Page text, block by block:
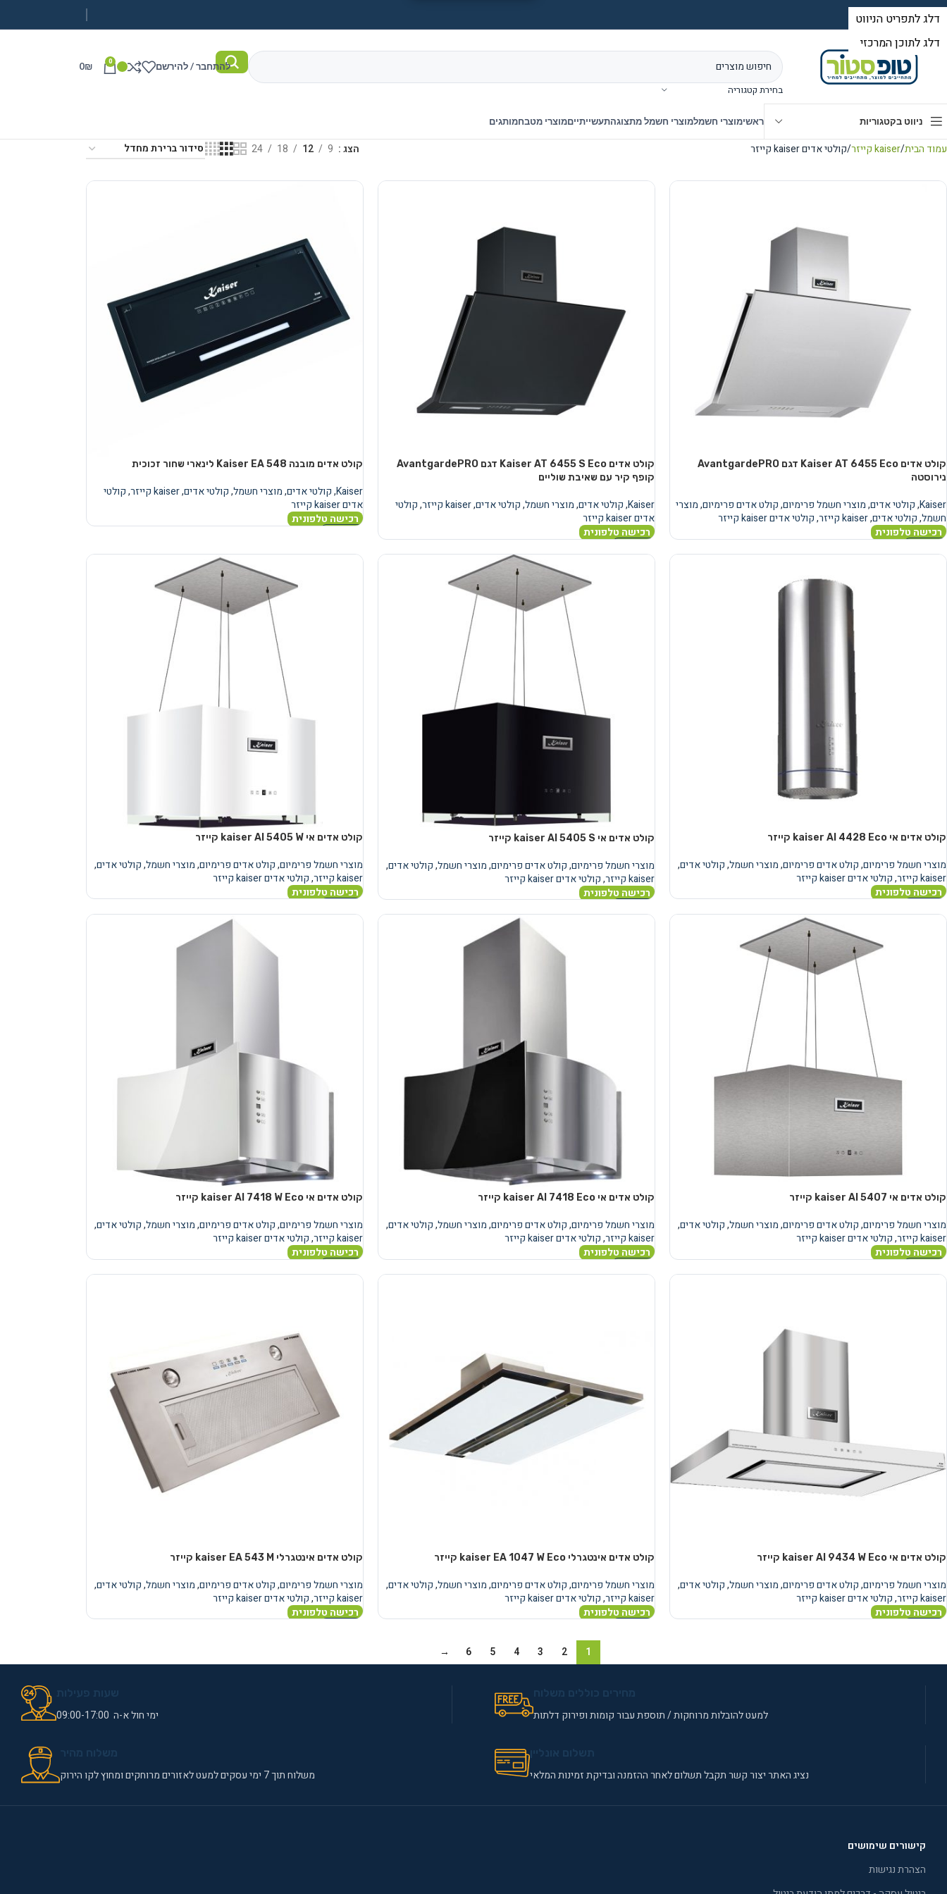
בחירת קטגוריה
להתחבר / להירשם 0
0₪
ניווט בקטגוריות ראשימוצרי חשמלמוצרי חשמל מתצוגהתעשייתייםמוצרי מטבחמותגים
עמוד הבית kaiser קייזר קולטי אדים kaiser קייזר הצג 9
12
18
24
קולט אדים Kaiser AT 6455 Eco דגם AvantgardePRO
נירוסטה
Kaiser
,קולטי אדים,מוצרי חשמל פרימיום,קולט אדים פרימיום,מוצרי
חשמל,קולטי אדים,kaiser קייזר ,קולטי אדים kaiser קייזר
רכישה טלפונית
קולט אדים Kaiser AT 6455 S Eco דגם AvantgardePRO
קופף קיר עם שאיבת שוליים
Kaiser
,קולטי אדים,מוצרי חשמל,קולטי אדים,kaiser קייזר ,קולטי
אדים kaiser קייזר
רכישה טלפונית
קולט אדים מובנה Kaiser EA 548 לינארי שחור זכוכית
Kaiser
,קולטי אדים,מוצרי חשמל,קולטי אדים,kaiser קייזר ,קולטי
אדים kaiser קייזר
רכישה טלפונית
קולט אדים אי kaiser AI 4428 Eco קייזר
מוצרי חשמל פרימיום,קולט אדים פרימיום,מוצרי חשמל,קולטי אדים,
kaiser קייזר
,קולטי אדים kaiser קייזר
רכישה טלפונית
קולט אדים אי kaiser AI 5405 S קייזר
מוצרי חשמל פרימיום,קולט אדים פרימיום,מוצרי חשמל,קולטי אדים,
kaiser קייזר
,קולטי אדים kaiser קייזר
רכישה טלפונית
קולט אדים אי kaiser AI 5405 W קייזר
מוצרי חשמל פרימיום,קולט אדים פרימיום,מוצרי חשמל,קולטי אדים,
kaiser קייזר
,קולטי אדים kaiser קייזר
רכישה טלפונית
קולט אדים אי kaiser AI 5407 קייזר
מוצרי חשמל פרימיום,קולט אדים פרימיום,מוצרי חשמל,קולטי אדים,
kaiser קייזר
,קולטי אדים kaiser קייזר
רכישה טלפונית
קולט אדים אי kaiser AI 7418 Eco קייזר
מוצרי חשמל פרימיום,קולט אדים פרימיום,מוצרי חשמל,קולטי אדים,
kaiser קייזר
,קולטי אדים kaiser קייזר
רכישה טלפונית
קולט אדים אי kaiser AI 7418 W Eco קייזר
מוצרי חשמל פרימיום,קולט אדים פרימיום,מוצרי חשמל,קולטי אדים,
kaiser קייזר
,קולטי אדים kaiser קייזר
רכישה טלפונית
קולט אדים אי kaiser AI 9434 W Eco קייזר
מוצרי חשמל פרימיום,קולט אדים פרימיום,מוצרי חשמל,קולטי אדים,
kaiser קייזר
,קולטי אדים kaiser קייזר
רכישה טלפונית
קולט אדים אינטגרלי kaiser EA 1047 W Eco קייזר
מוצרי חשמל פרימיום,קולט אדים פרימיום,מוצרי חשמל,קולטי אדים,
kaiser קייזר
,קולטי אדים kaiser קייזר
רכישה טלפונית
קולט אדים אינטגרלי kaiser EA 543 M קייזר
מוצרי חשמל פרימיום,קולט אדים פרימיום,מוצרי חשמל,קולטי אדים,
kaiser קייזר
,קולטי אדים kaiser קייזר
רכישה טלפונית
1
2
3
4
5
6
→
למעט להובלות מרוחקות / תוספת עבור קומות ופירוק דלתות ימי חול א-ה 09:00-17:00
נציג האתר יצור קשר תקבל תשלום לאחר ההזמנה ובדיקת זמינות המלאי משלוח תוך 7 ימי עסקים למעט לאזורים מרוחקים ומחוץ לקו הירוק
קישורים שימושים
הצהרת נגישות